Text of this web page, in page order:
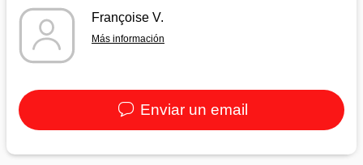
Françoise V.
Más información
Enviar un email